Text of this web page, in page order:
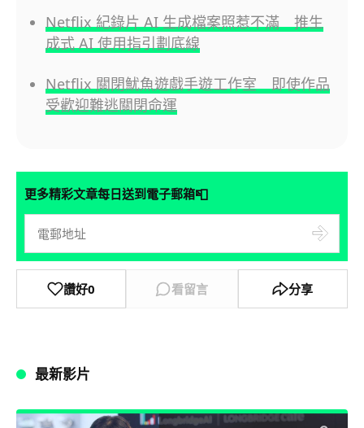
Netflix 紀錄片 AI 生成檔案照惹不滿 推生
成式 AI 使用指引劃底線
Netflix 關閉魷魚遊戲手遊工作室 即使作品
受歡迎難逃關閉命運
更多精彩文章每日送到電子郵箱📮
讚好0 看留言 分享
最新影片